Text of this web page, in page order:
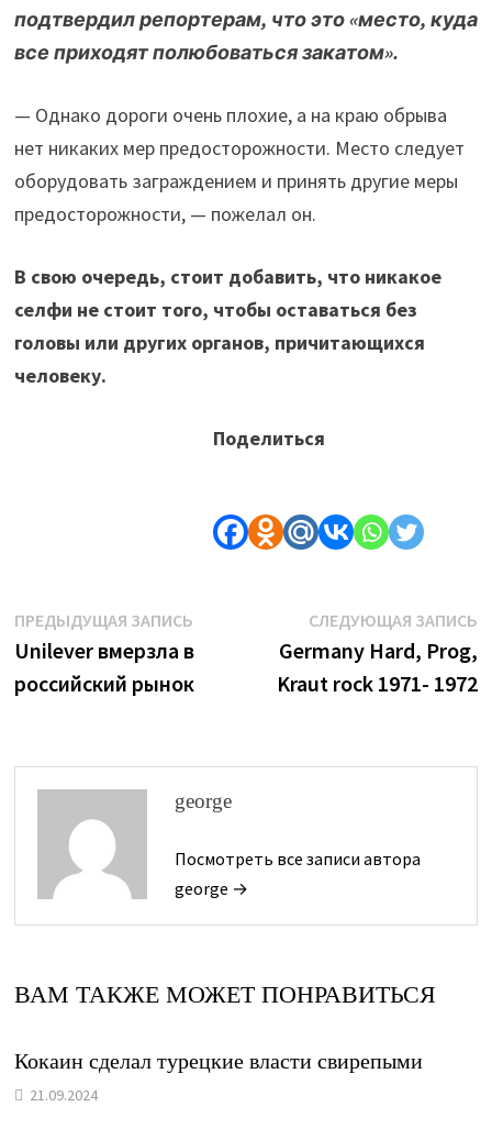
подтвердил репортерам, что это «место, куда
все приходят полюбоваться закатом».
— Однако дороги очень плохие, а на краю обрыва
нет никаких мер предосторожности. Место следует
оборудовать заграждением и принять другие меры
предосторожности, — пожелал он.
В свою очередь, стоит добавить, что никакое
селфи не стоит того, чтобы оставаться без
головы или других органов, причитающихся
человеку.
Поделиться
Навигация
по
записям
ПРЕДЫДУЩАЯ ЗАПИСЬПредыдущая
запись:
Unilever вмерзла в
российский рынок
СЛЕДУЮЩАЯ ЗАПИСЬ
Germany Hard, Prog,
Kraut rock 1971- 1972
george
Посмотреть все записи автора
george →
ВАМ ТАКЖЕ МОЖЕТ ПОНРАВИТЬСЯ
Кокаин сделал турецкие власти свирепыми
21.09.2024